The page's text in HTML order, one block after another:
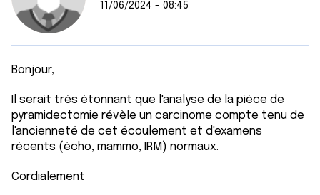
11/06/2024 - 08:45
Bonjour,
Il serait très étonnant que l'analyse de la pièce de
pyramidectomie révèle un carcinome compte tenu de
l'ancienneté de cet écoulement et d'examens
récents (écho, mammo, IRM) normaux.
Cordialement